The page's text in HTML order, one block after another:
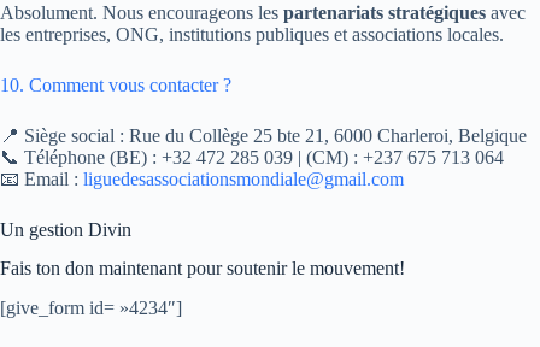
Absolument. Nous encourageons les partenariats stratégiques avec
les entreprises, ONG, institutions publiques et associations locales.
10. Comment vous contacter ?
📍 Siège social : Rue du Collège 25 bte 21, 6000 Charleroi, Belgique
📞 Téléphone (BE) : +32 472 285 039 | (CM) : +237 675 713 064
📧 Email : liguedesassociationsmondiale@gmail.com
Un gestion Divin
Fais ton don maintenant pour soutenir le mouvement!
[give_form id= »4234″]